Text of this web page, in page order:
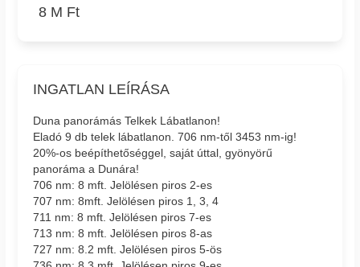
8 M Ft
INGATLAN LEÍRÁSA
Duna panorámás Telkek Lábatlanon!
Eladó 9 db telek lábatlanon. 706 nm-től 3453 nm-ig!
20%-os beépíthetőséggel, saját úttal, gyönyörű
panoráma a Dunára!
706 nm: 8 mft. Jelölésen piros 2-es
707 nm: 8mft. Jelölésen piros 1, 3, 4
711 nm: 8 mft. Jelölésen piros 7-es
713 nm: 8 mft. Jelölésen piros 8-as
727 nm: 8.2 mft. Jelölésen piros 5-ös